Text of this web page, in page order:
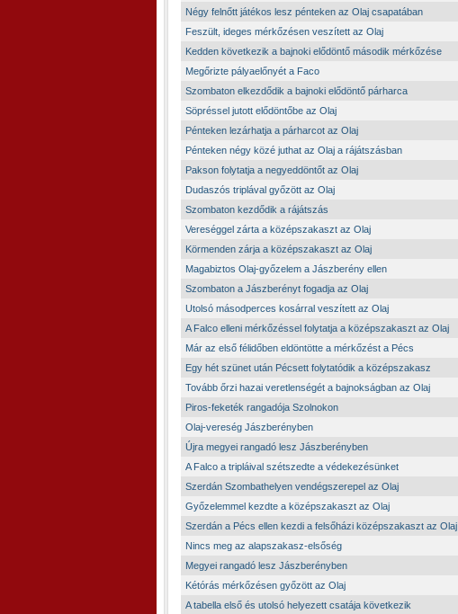
Négy felnőtt játékos lesz pénteken az Olaj csapatában
Feszült, ideges mérkőzésen veszített az Olaj
Kedden következik a bajnoki elődöntő második mérkőzése
Megőrizte pályaelőnyét a Faco
Szombaton elkezdődik a bajnoki elődöntő párharca
Söpréssel jutott elődöntőbe az Olaj
Pénteken lezárhatja a párharcot az Olaj
Pénteken négy közé juthat az Olaj a rájátszásban
Pakson folytatja a negyeddöntőt az Olaj
Dudaszós triplával győzött az Olaj
Szombaton kezdődik a rájátszás
Vereséggel zárta a középszakaszt az Olaj
Körmenden zárja a középszakaszt az Olaj
Magabiztos Olaj-győzelem a Jászberény ellen
Szombaton a Jászberényt fogadja az Olaj
Utolsó másodperces kosárral veszített az Olaj
A Falco elleni mérkőzéssel folytatja a középszakaszt az Olaj
Már az első félidőben eldöntötte a mérkőzést a Pécs
Egy hét szünet után Pécsett folytatódik a középszakasz
Tovább őrzi hazai veretlenségét a bajnokságban az Olaj
Piros-feketék rangadója Szolnokon
Olaj-vereség Jászberényben
Újra megyei rangadó lesz Jászberényben
A Falco a tripláival szétszedte a védekezésünket
Szerdán Szombathelyen vendégszerepel az Olaj
Győzelemmel kezdte a középszakaszt az Olaj
Szerdán a Pécs ellen kezdi a felsőházi középszakaszt az Olaj
Nincs meg az alapszakasz-elsőség
Megyei rangadó lesz Jászberényben
Kétórás mérkőzésen győzött az Olaj
A tabella első és utolsó helyezett csatája következik